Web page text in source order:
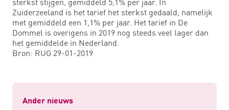
Zuiderzeeland is het tarief het sterkst gedaald, namelijk
met gemiddeld een 1,1% per jaar. Het tarief in De
Dommel is overigens in 2019 nog steeds veel lager dan
het gemiddelde in Nederland.
Bron: RUG 29-01-2019
Ander nieuws